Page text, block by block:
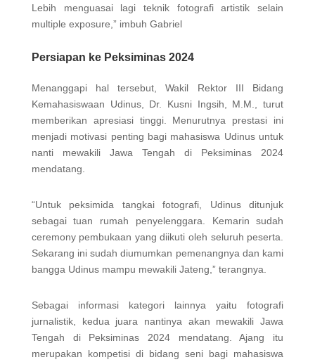
Lebih menguasai lagi teknik fotografi artistik selain
multiple exposure,” imbuh Gabriel
Persiapan ke Peksiminas 2024
Menanggapi hal tersebut, Wakil Rektor III Bidang
Kemahasiswaan Udinus, Dr. Kusni Ingsih, M.M., turut
memberikan apresiasi tinggi. Menurutnya prestasi ini
menjadi motivasi penting bagi mahasiswa Udinus untuk
nanti mewakili Jawa Tengah di Peksiminas 2024
mendatang.
“Untuk peksimida tangkai fotografi, Udinus ditunjuk
sebagai tuan rumah penyelenggara. Kemarin sudah
ceremony pembukaan yang diikuti oleh seluruh peserta.
Sekarang ini sudah diumumkan pemenangnya dan kami
bangga Udinus mampu mewakili Jateng,” terangnya.
Sebagai informasi kategori lainnya yaitu fotografi
jurnalistik, kedua juara nantinya akan mewakili Jawa
Tengah di Peksiminas 2024 mendatang. Ajang itu
merupakan kompetisi di bidang seni bagi mahasiswa